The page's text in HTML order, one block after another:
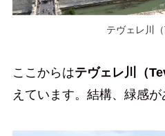
テヴェレ川（
ここからはテヴェレ川（
えています。結構、緑感が